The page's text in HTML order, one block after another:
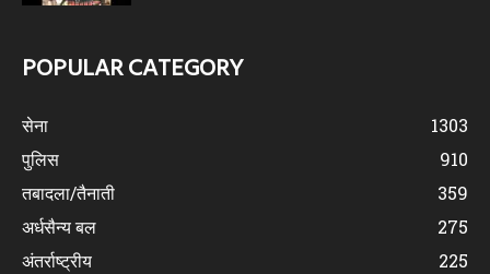
POPULAR CATEGORY
सेना
1303
पुलिस
910
तबादला/तैनाती
359
अर्धसैन्य बल
275
अंतर्राष्ट्रीय
225